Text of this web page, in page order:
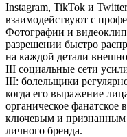
Instagram, TikTok и
взаимодействуют с
Фотографии и
разрешении быстро
на каждой детали
III социальные сети
III: болельщики
когда его выражение
органическое фанатское
ключевым и признанным
личного бренда.